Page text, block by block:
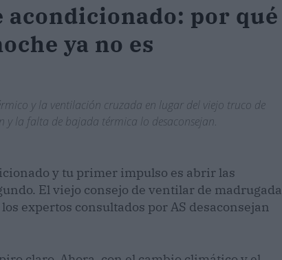
acondicionado: por qué
ya no es
y la ventilación cruzada en lugar del viejo truco de
la falta de bajada térmica lo desaconsejan.
y tu primer impulso es abrir las
El viejo consejo de ventilar de madrugada
expertos consultados por AS desaconsejan